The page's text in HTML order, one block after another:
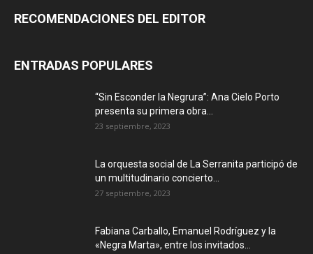
RECOMENDACIONES DEL EDITOR
ENTRADAS POPULARES
“Sin Esconder la Negrura”: Ana Cielo Porto
presenta su primera obra...
23 septiembre, 2023
La orquesta social de La Serranita participó de
un multitudinario concierto...
27 septiembre, 2023
Fabiana Carballo, Emanuel Rodríguez y la
«Negra Marta», entre los invitados...